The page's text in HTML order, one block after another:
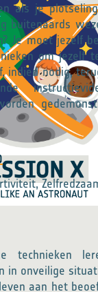
als je
buitenaards
Je moet jezelf
om jezelf
indien nodig,
technieken
in onveilige
aan het